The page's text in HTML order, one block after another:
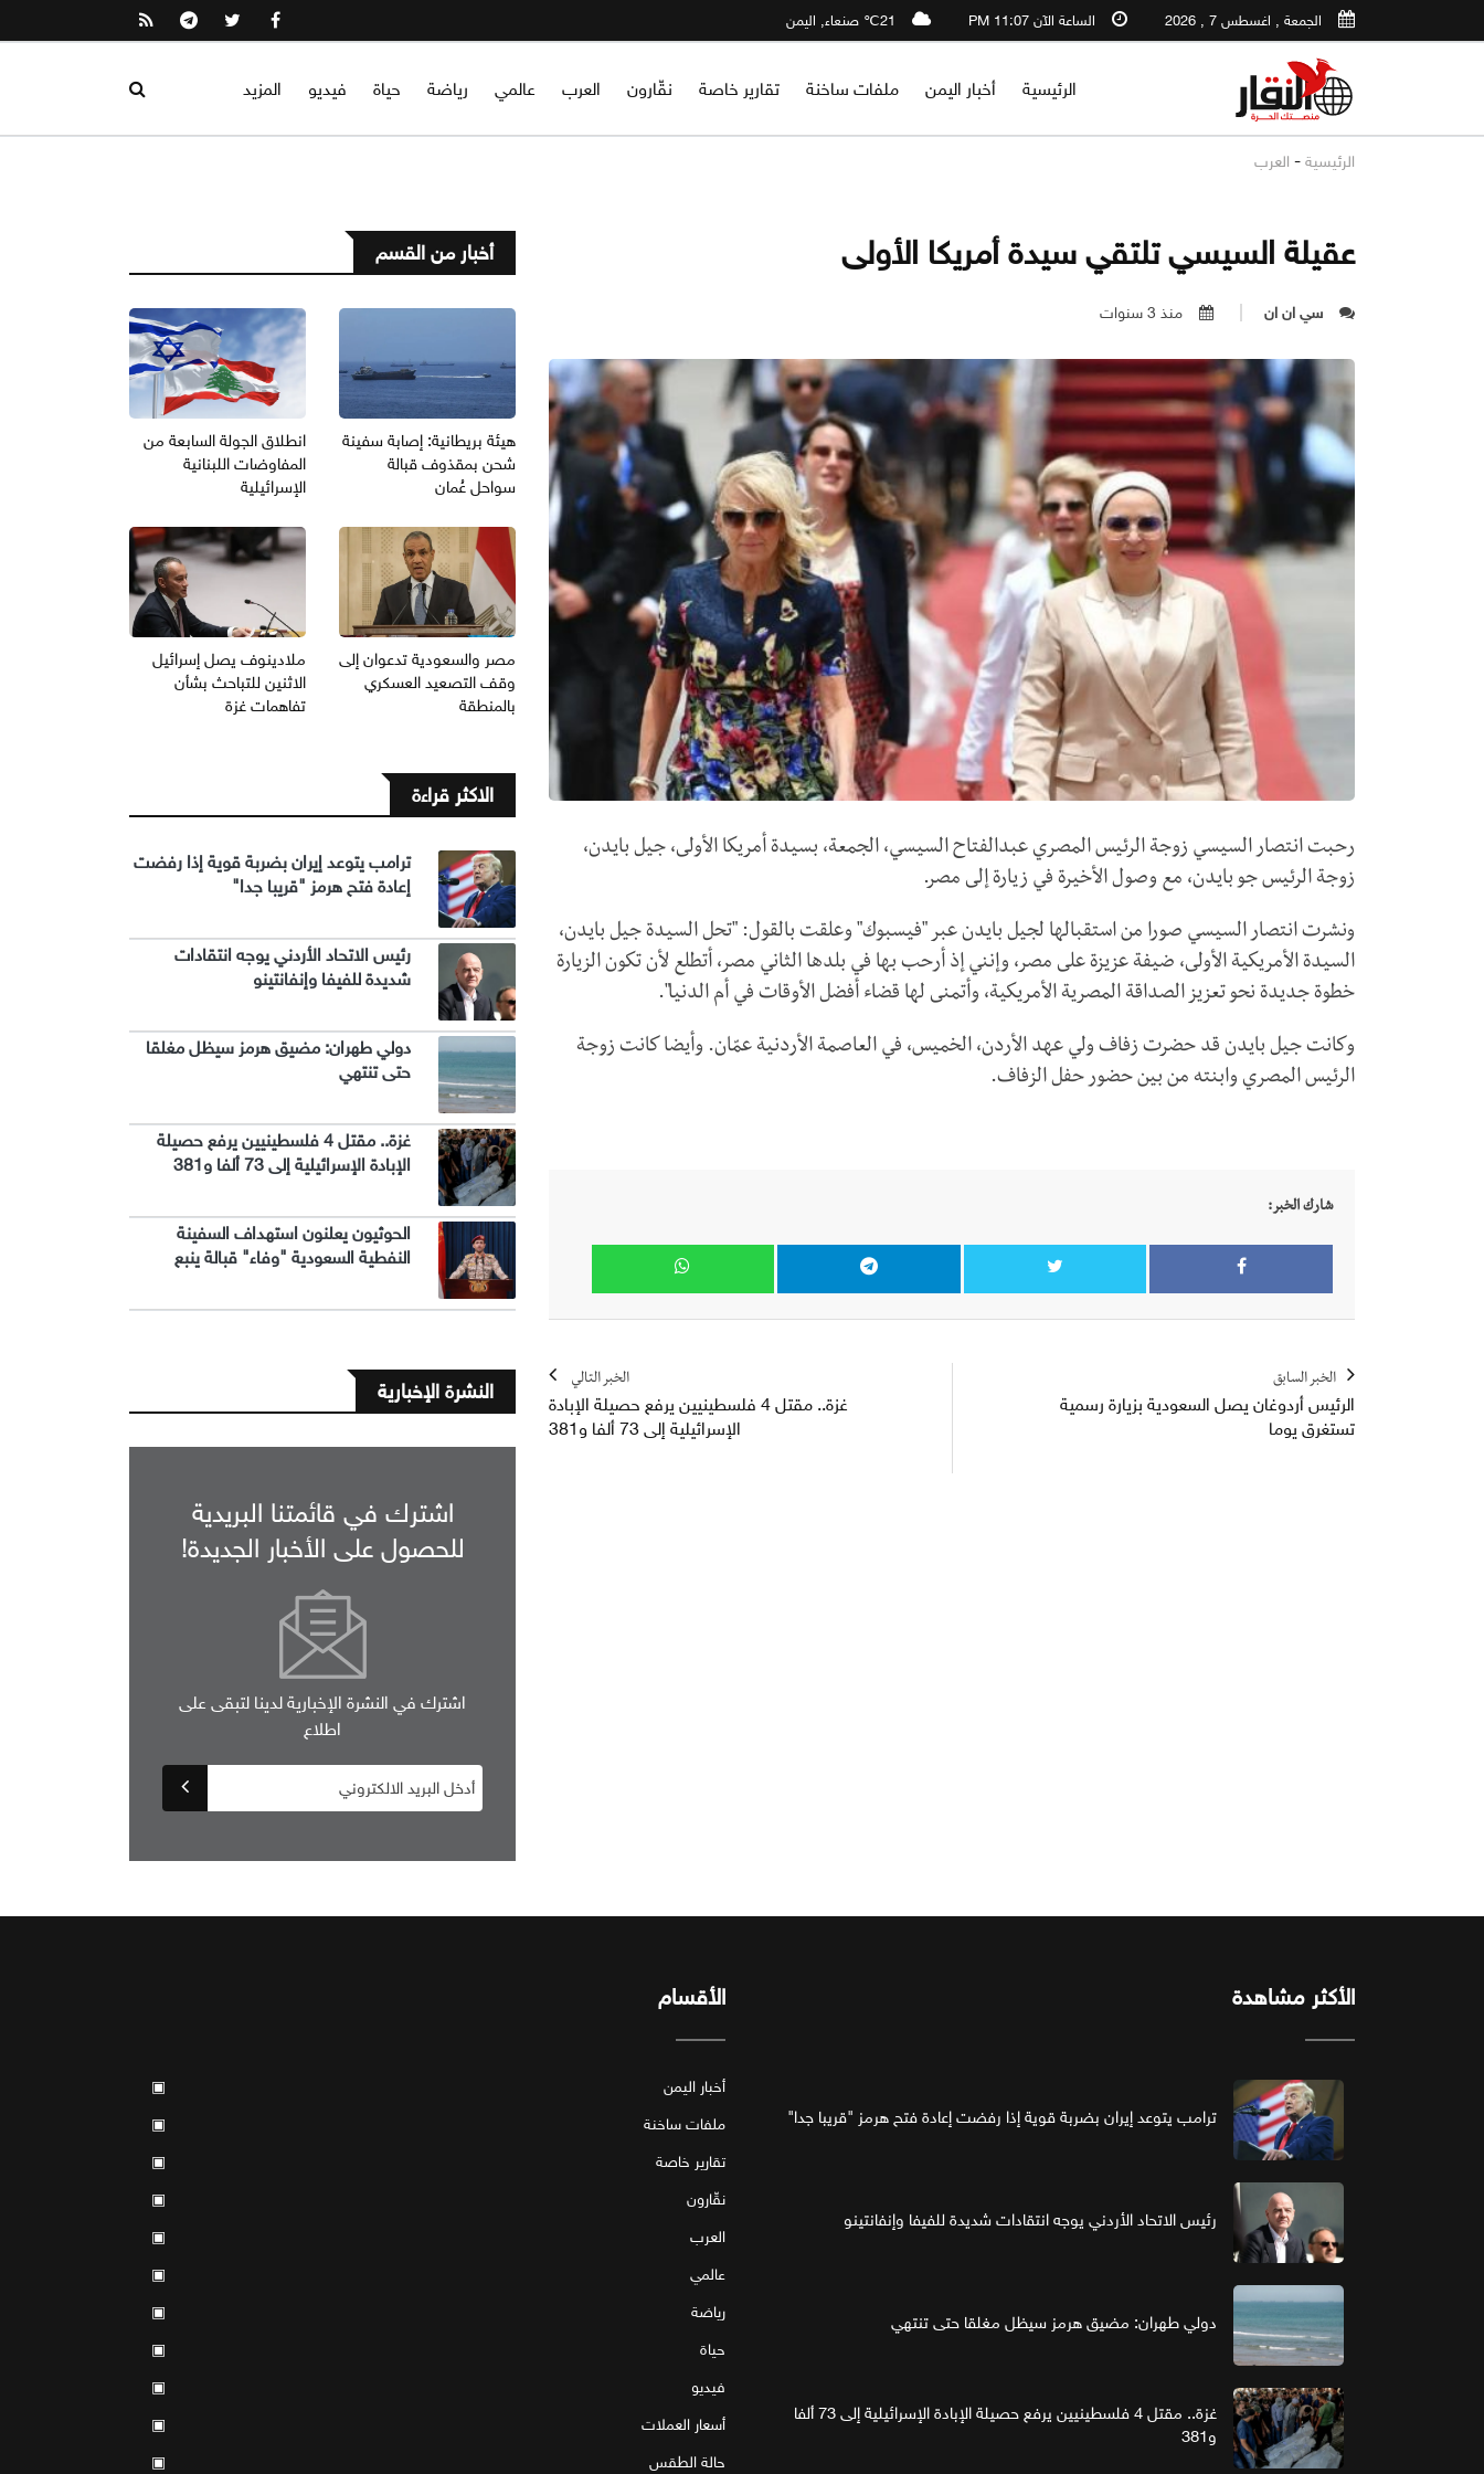
الجمعة , اغسطس 7 , 2026 الساعة الآن 11:07 PM 21℃ صنعاء, اليمن
الرئيسية أخبار اليمن ملفات ساخنة تقارير خاصة نقّارون العرب عالمي رياضة حياة فيديو المزيد
الرئيسية - العرب
عقيلة السيسي تلتقي سيدة أمريكا الأولى
سي ان ان منذ 3 سنوات
رحبت انتصار السيسي زوجة الرئيس المصري عبدالفتاح السيسي، الجمعة، بسيدة أمريكا الأولى، جيل بايدن،
زوجة الرئيس جو بايدن، مع وصول الأخيرة في زيارة إلى مصر.
ونشرت انتصار السيسي صورا من استقبالها لجيل بايدن عبر "فيسبوك" وعلقت بالقول: "تحل السيدة جيل بايدن،
السيدة الأمريكية الأولى، ضيفة عزيزة على مصر، وإنني إذ أرحب بها في بلدها الثاني مصر، أتطلع لأن تكون الزيارة
خطوة جديدة نحو تعزيز الصداقة المصرية الأمريكية، وأتمنى لها قضاء أفضل الأوقات في أم الدنيا".
وكانت جيل بايدن قد حضرت زفاف ولي عهد الأردن، الخميس، في العاصمة الأردنية عمّان. وأيضا كانت زوجة
الرئيس المصري وابنته من بين حضور حفل الزفاف.
شارك الخبر:
الخبر السابق
الرئيس أردوغان يصل السعودية بزيارة رسمية
تستغرق يوما
الخبر التالي
غزة.. مقتل 4 فلسطينيين يرفع حصيلة الإبادة
الإسرائيلية إلى 73 ألفا و381
أخبار من القسم
هيئة بريطانية: إصابة سفينة
شحن بمقذوف قبالة
سواحل عُمان
انطلاق الجولة السابعة من
المفاوضات اللبنانية
الإسرائيلية
مصر والسعودية تدعوان إلى
وقف التصعيد العسكري
بالمنطقة
ملادينوف يصل إسرائيل
الاثنين للتباحث بشأن
تفاهمات غزة
الاكثر قراءة
ترامب يتوعد إيران بضربة قوية إذا رفضت
إعادة فتح هرمز "قريبا جدا"
رئيس الاتحاد الأردني يوجه انتقادات
شديدة للفيفا وإنفانتينو
دولي طهران: مضيق هرمز سيظل مغلقا
حتى تنتهي
غزة.. مقتل 4 فلسطينيين يرفع حصيلة
الإبادة الإسرائيلية إلى 73 ألفا و381
الحوثيون يعلنون استهداف السفينة
النفطية السعودية "وفاء" قبالة ينبع
النشرة الإخبارية
اشترك في قائمتنا البريدية
للحصول على الأخبار الجديدة!
اشترك في النشرة الإخبارية لدينا لتبقى على
اطلاع
الأكثر مشاهدة
ترامب يتوعد إيران بضربة قوية إذا رفضت إعادة فتح هرمز "قريبا جدا"
رئيس الاتحاد الأردني يوجه انتقادات شديدة للفيفا وإنفانتينو
دولي طهران: مضيق هرمز سيظل مغلقا حتى تنتهي
غزة.. مقتل 4 فلسطينيين يرفع حصيلة الإبادة الإسرائيلية إلى 73 ألفا
و381
الأقسام
أخبار اليمن
▣
ملفات ساخنة
▣
تقارير خاصة
▣
نقّارون
▣
العرب
▣
عالمي
▣
رياضة
▣
حياة
▣
فيديو
▣
أسعار العملات
▣
حالة الطقس
▣